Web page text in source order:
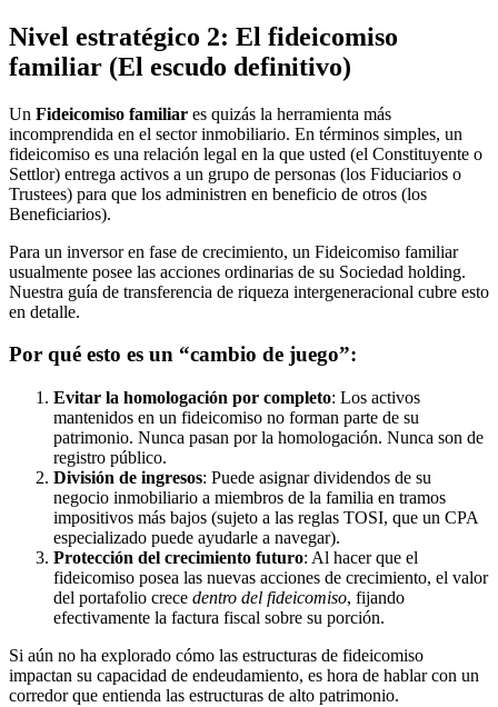
Nivel estratégico 2: El fideicomiso
familiar (El escudo definitivo)
Un Fideicomiso familiar es quizás la herramienta más
incomprendida en el sector inmobiliario. En términos simples, un
fideicomiso es una relación legal en la que usted (el Constituyente o
Settlor) entrega activos a un grupo de personas (los Fiduciarios o
Trustees) para que los administren en beneficio de otros (los
Beneficiarios).
Para un inversor en fase de crecimiento, un Fideicomiso familiar
usualmente posee las acciones ordinarias de su Sociedad holding.
Nuestra guía de transferencia de riqueza intergeneracional cubre esto
en detalle.
Por qué esto es un “cambio de juego”:
Evitar la homologación por completo: Los activos
mantenidos en un fideicomiso no forman parte de su
patrimonio. Nunca pasan por la homologación. Nunca son de
registro público.
División de ingresos: Puede asignar dividendos de su
negocio inmobiliario a miembros de la familia en tramos
impositivos más bajos (sujeto a las reglas TOSI, que un CPA
especializado puede ayudarle a navegar).
Protección del crecimiento futuro: Al hacer que el
fideicomiso posea las nuevas acciones de crecimiento, el valor
del portafolio crece dentro del fideicomiso, fijando
efectivamente la factura fiscal sobre su porción.
Si aún no ha explorado cómo las estructuras de fideicomiso
impactan su capacidad de endeudamiento, es hora de hablar con un
corredor que entienda las estructuras de alto patrimonio.